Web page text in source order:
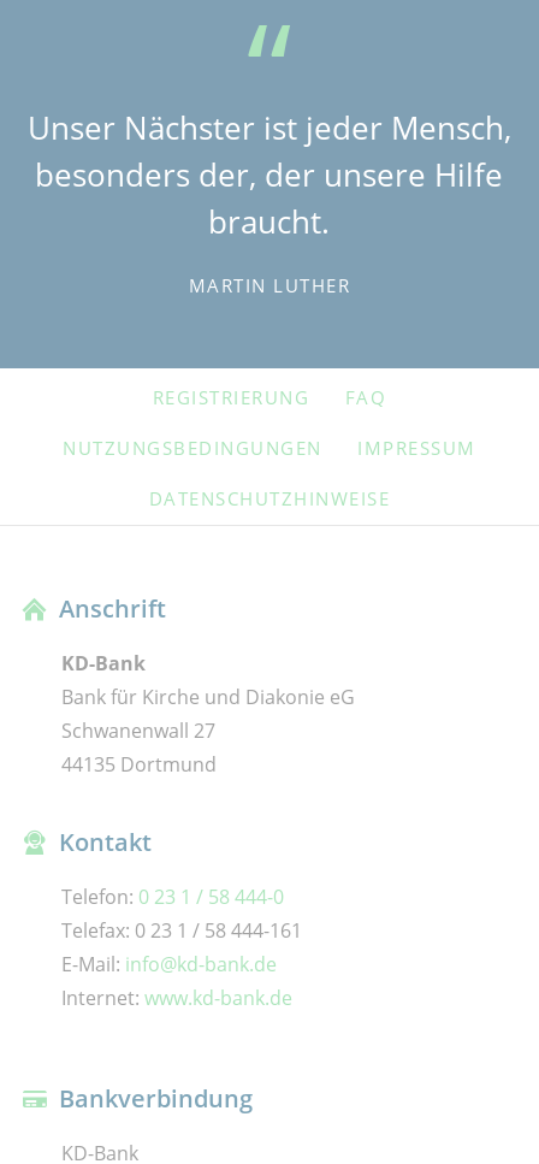
Unser Nächster ist jeder Mensch,
besonders der, der unsere Hilfe
braucht.
MARTIN LUTHER
NAVIGATION
REGISTRIERUNG FAQ
NUTZUNGSBEDINGUNGEN IMPRESSUM
DATENSCHUTZHINWEISE
Anschrift
KD-Bank
Bank für Kirche und Diakonie eG
Schwanenwall 27
44135 Dortmund
Kontakt
Telefon: 0 23 1 / 58 444-0
Telefax: 0 23 1 / 58 444-161
E-Mail: info@kd-bank.de
Internet: www.kd-bank.de
Bankverbindung
KD-Bank